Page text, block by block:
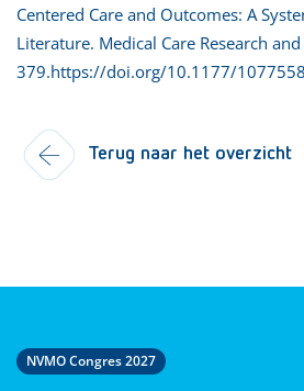
Centered Care and Outcomes: A
Literature. Medical Care Research
379.https://doi.org/10.1177/
Terug naar het overzicht
NVMO Congres 2027